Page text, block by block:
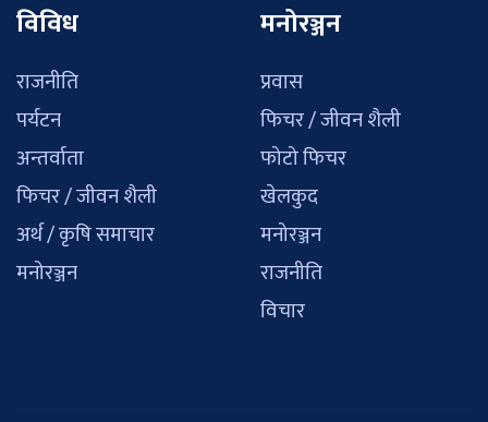
विविध
राजनीति
पर्यटन
अन्तर्वाता
फिचर / जीवन शैली
अर्थ / कृषि समाचार
मनोरञ्जन
मनोरञ्जन
प्रवास
फिचर / जीवन शैली
फोटो फिचर
खेलकुद
मनोरञ्जन
राजनीति
विचार